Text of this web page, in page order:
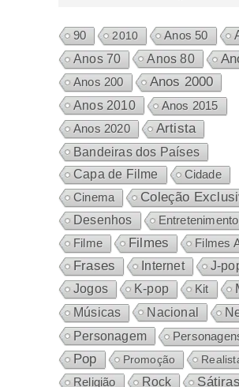
90 2010 Anos 50
Anos 70
Anos 80
Anos 200 Anos 2000
Anos 2010 Anos 2015
Anos 2020 Artista
Bandeiras dos Países
Capa de Filme
Cidade
Cinema
Coleção
Desenhos
Entretenimento
Filme
Filmes Filmes
Frases Internet
J-
Jogos
K-pop Kit
Músicas Nacional
Personagem
Pop Promoção
Religião
Rock Sátiras